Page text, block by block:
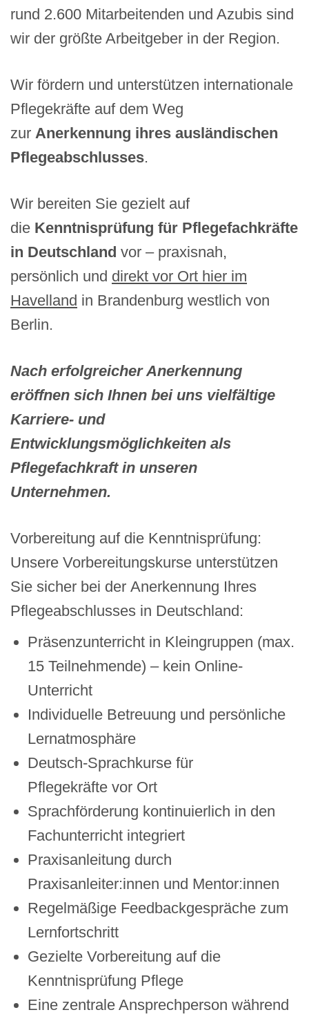
rund 2.600 Mitarbeitenden und Azubis sind
wir der größte Arbeitgeber in der Region.
Wir fördern und unterstützen internationale
Pflegekräfte auf dem Weg
zur Anerkennung ihres ausländischen
Pflegeabschlusses.
Wir bereiten Sie gezielt auf
die Kenntnisprüfung für Pflegefachkräfte
in Deutschland vor – praxisnah,
persönlich und direkt vor Ort hier im
Havelland in Brandenburg westlich von
Berlin.
Nach erfolgreicher Anerkennung
eröffnen sich Ihnen bei uns vielfältige
Karriere- und
Entwicklungsmöglichkeiten als
Pflegefachkraft in unseren
Unternehmen.
Vorbereitung auf die Kenntnisprüfung:
Unsere Vorbereitungskurse unterstützen
Sie sicher bei der Anerkennung Ihres
Pflegeabschlusses in Deutschland:
Präsenzunterricht in Kleingruppen (max.
15 Teilnehmende) – kein Online-
Unterricht
Individuelle Betreuung und persönliche
Lernatmosphäre
Deutsch-Sprachkurse für
Pflegekräfte vor Ort
Sprachförderung kontinuierlich in den
Fachunterricht integriert
Praxisanleitung durch
Praxisanleiter:innen und Mentor:innen
Regelmäßige Feedbackgespräche zum
Lernfortschritt
Gezielte Vorbereitung auf die
Kenntnisprüfung Pflege
Eine zentrale Ansprechperson während